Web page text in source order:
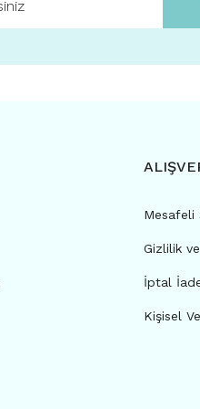
Mesafeli
Gizlilik
İptal
Kişisel